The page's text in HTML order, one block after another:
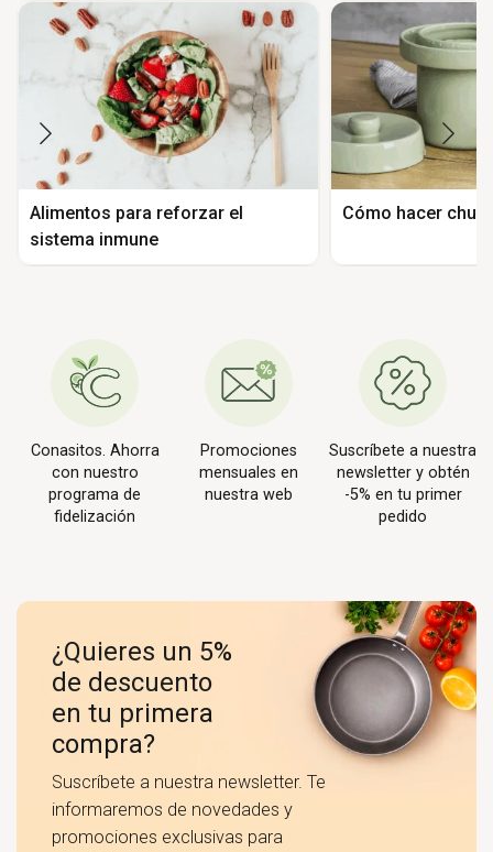
Alimentos para reforzar el
sistema inmune
Cómo hacer
Conasitos. Ahorra
con nuestro
programa de
fidelización
Promociones
mensuales en
nuestra web
Suscríbete a nuestra
newsletter y obtén
-5% en tu primer
pedido
¿Quieres un 5%
de descuento
en tu primera
compra?
Suscríbete a nuestra newsletter. Te
informaremos de novedades y
promociones exclusivas para